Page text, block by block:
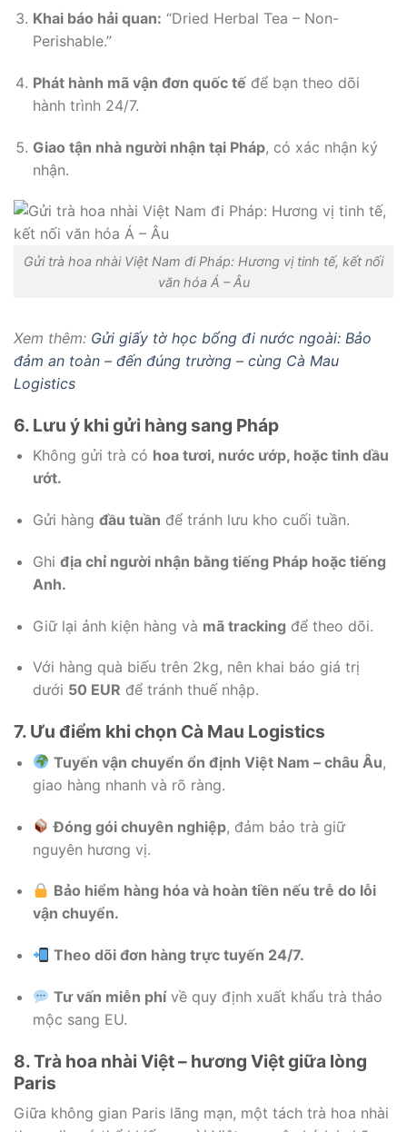
Khai báo hải quan: “Dried Herbal Tea – Non-
Perishable.”
Phát hành mã vận đơn quốc tếđể bạn theo dõi
hành trình 24/7.
Giao tận nhà người nhận tại Pháp, có xác nhận ký
nhận.
Gửi trà hoa nhài Việt Nam đi Pháp: Hương vị tinh tế, kết nối
văn hóa Á – Âu
Xem thêm: Gửi giấy tờ học bổng đi nước ngoài: Bảo
đảm an toàn – đến đúng trường – cùng Cà Mau
Logistics
6. Lưu ý khi gửi hàng sang Pháp
Không gửi trà có hoa tươi, nước ướp, hoặc tinh dầu
ướt.
Gửi hàng đầu tuần để tránh lưu kho cuối tuần.
Ghi địa chỉ người nhận bằng tiếng Pháp hoặc tiếng
Anh.
Giữ lại ảnh kiện hàng và mã tracking để theo dõi.
Với hàng quà biếu trên 2kg, nên khai báo giá trị
dưới 50 EUR để tránh thuế nhập.
7. Ưu điểm khi chọn Cà Mau Logistics
Tuyến vận chuyển ổn định Việt Nam – châu Âu,
giao hàng nhanh và rõ ràng.
Đóng gói chuyên nghiệp, đảm bảo trà giữ
nguyên hương vị.
Bảo hiểm hàng hóa và hoàn tiền nếu trễ do lỗi
vận chuyển.
Theo dõi đơn hàng trực tuyến 24/7.
Tư vấn miễn phívề quy định xuất khẩu trà thảo
mộc sang EU.
8. Trà hoa nhài Việt – hương Việt giữa lòng
Paris
Giữa không gian Paris lãng mạn, một tách trà hoa nhài